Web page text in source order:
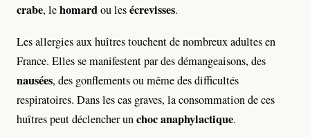
crabe, lehomardou lesécrevisses.
Les allergies aux huîtres touchent de nombreux adultes en
France. Elles se manifestent par des démangeaisons, des
nausées, des gonflements ou même des difficultés
respiratoires. Dans les cas graves, la consommation de ces
huîtres peut déclencher unchoc anaphylactique.